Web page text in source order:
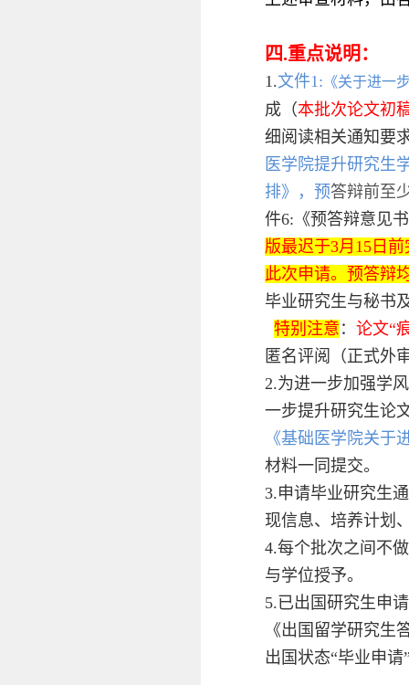
四.重点说明：
1.文件1: 《关于进一
成（本批次论文初
细阅读相关通知要
医学院提升研究生
排》 ， 预答辩前至
件6:《预答辩意见
版最迟于3月15日
此次申请。预答辩
毕业研究生与秘书
特别注意 ： 论文“
匿名评阅（正式外
2.为进一步加强学
一步提升研究生论
《基础医学院关于
材料一同提交。
3.申请毕业研究生
现信息、培养计划
4.每个批次之间不
与学位授予。
5.已出国研究生申
《出国留学研究生
出国状态“毕业申